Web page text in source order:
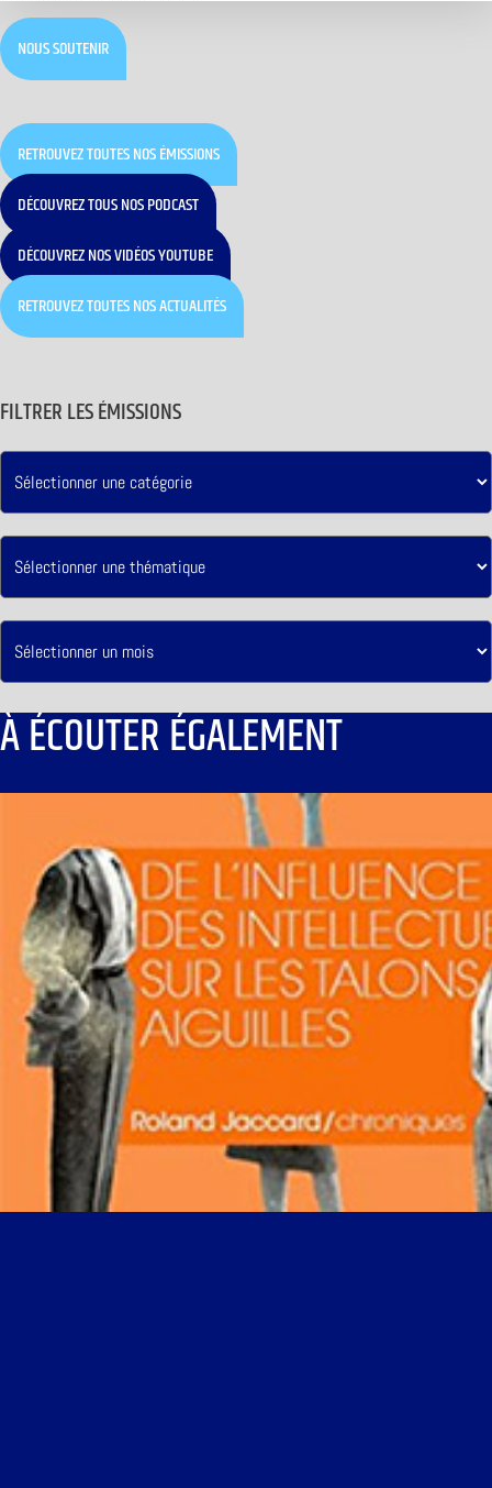
NOUS SOUTENIR
RETROUVEZ TOUTES NOS ÉMISSIONS
DÉCOUVREZ TOUS NOS PODCAST
DÉCOUVREZ NOS VIDÉOS YOUTUBE
RETROUVEZ TOUTES NOS ACTUALITÉS
FILTRER LES ÉMISSIONS
À ÉCOUTER ÉGALEMENT